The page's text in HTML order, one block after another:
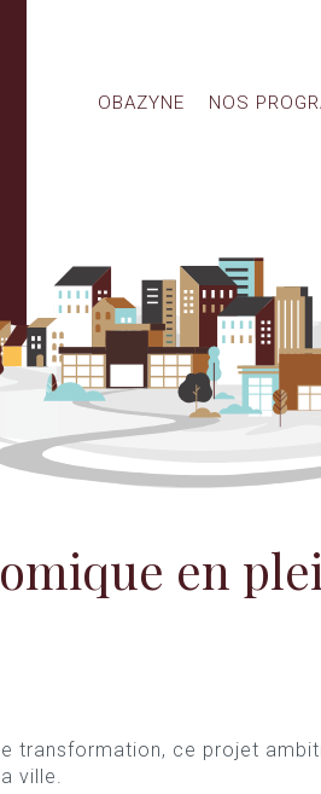
OBAZYNE NOS
en
transformation, ce projet
ville.